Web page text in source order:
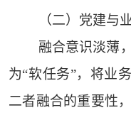
（二）党建与
融合意识淡薄
为“软任务”，将业
二者融合的重要性